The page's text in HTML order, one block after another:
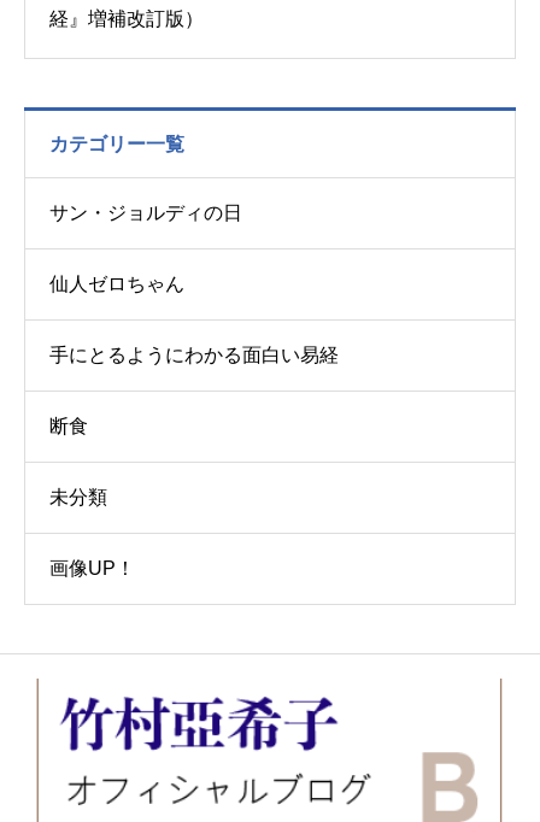
経』増補改訂版）
カテゴリー一覧
サン・ジョルディの日
仙人ゼロちゃん
手にとるようにわかる面白い易経
断食
未分類
画像UP！